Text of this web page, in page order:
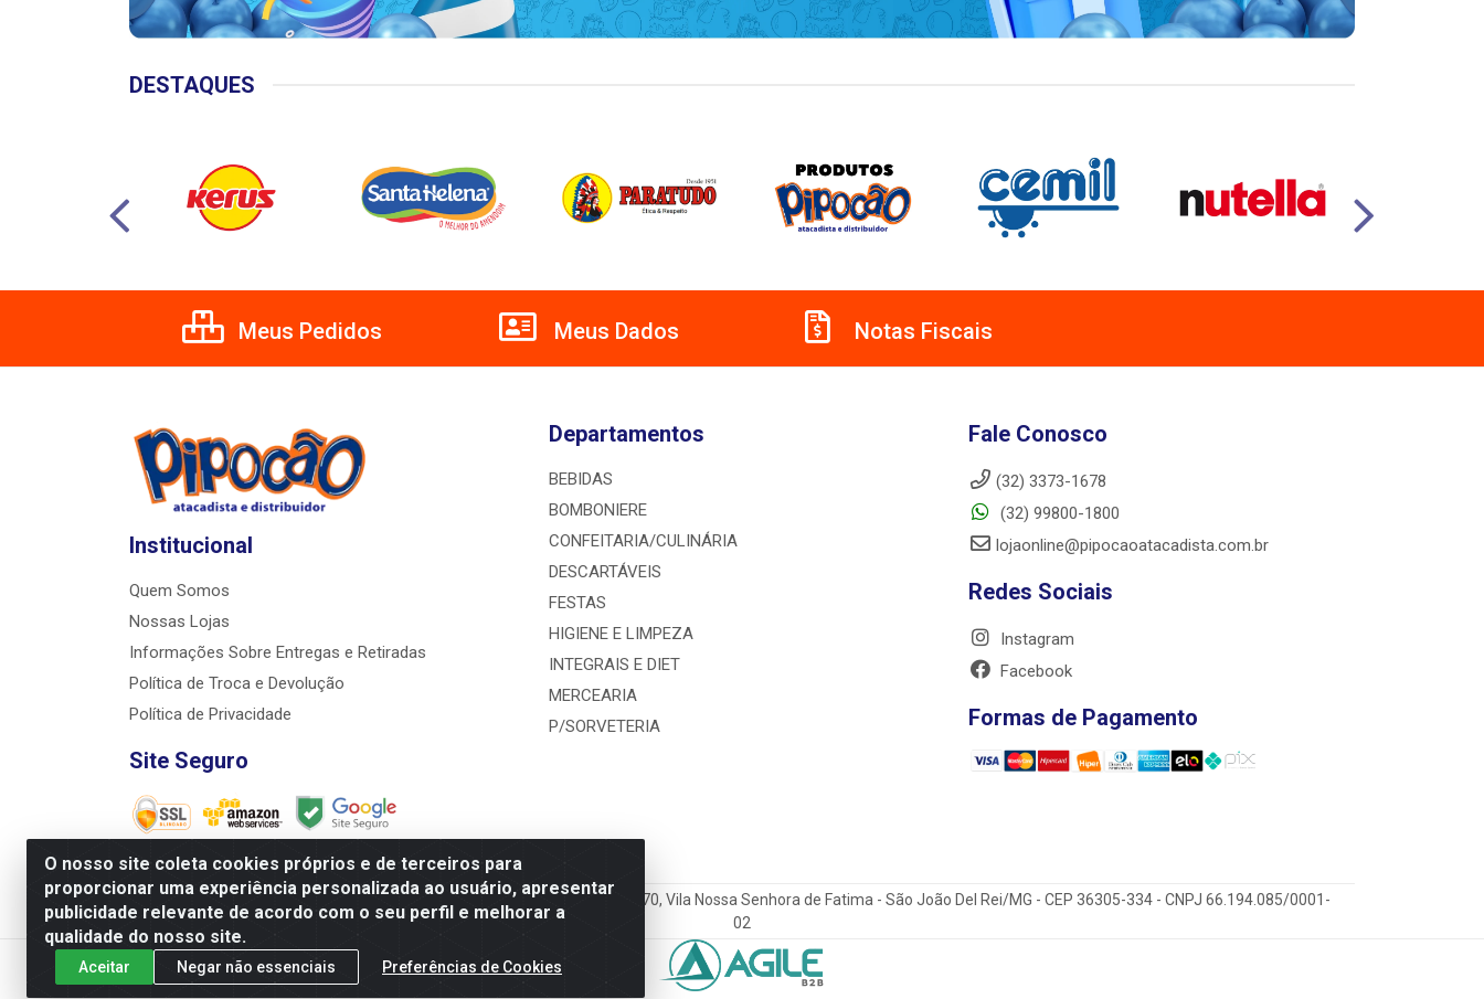
DESTAQUES
O nosso site coleta cookies próprios e de terceiros para
proporcionar uma experiência personalizada ao usuário, apresentar
publicidade relevante de acordo com o seu perfil e melhorar a
qualidade do nosso site.
Aceitar Negar não essenciais Preferências de Cookies
Meus Pedidos Meus Dados Notas Fiscais
Institucional
Quem Somos
Nossas Lojas
Informações Sobre Entregas e Retiradas
Política de Troca e Devolução
Política de Privacidade
Site Seguro
Departamentos
BEBIDAS
BOMBONIERE
CONFEITARIA/CULINÁRIA
DESCARTÁVEIS
FESTAS
HIGIENE E LIMPEZA
INTEGRAIS E DIET
MERCEARIA
P/SORVETERIA
Fale Conosco
(32) 3373-1678
(32) 99800-1800
lojaonline@pipocaoatacadista.com.br
Redes Sociais
Instagram
Facebook
Formas de Pagamento
JRS Distribuição e Logística LTDA - Rua Antônio do Sacramento Torga 70, Vila Nossa Senhora de Fatima - São João Del Rei/MG - CEP 36305-334 - CNPJ 66.194.085/0001-
02